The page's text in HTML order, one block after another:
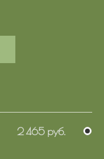
2 465 руб.